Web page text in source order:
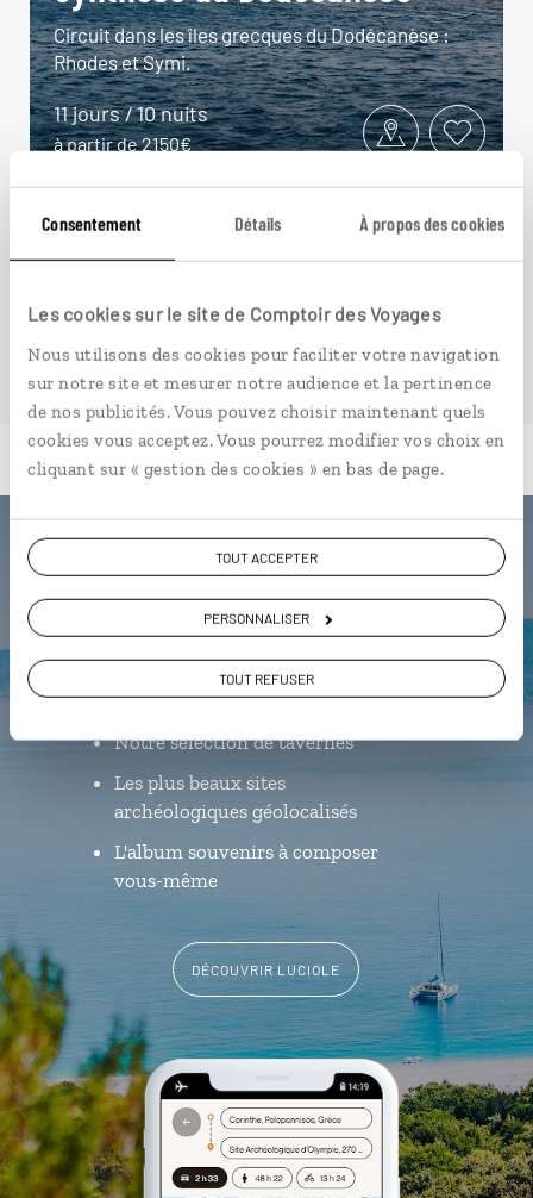
Consentement Détails À propos des cookies
Les cookies sur le site de Comptoir des Voyages
Nous utilisons des cookies pour faciliter votre navigation
sur notre site et mesurer notre audience et la pertinence
de nos publicités. Vous pouvez choisir maintenant quels
cookies vous acceptez. Vous pourrez modifier vos choix en
cliquant sur « gestion des cookies » en bas de page.
TOUT ACCEPTER
PERSONNALISER
TOUT REFUSER
Circuit dans les îles grecques du Dodécanèse :
Rhodes et Symi.
11 jours / 10 nuits
à partir de 2150€
Luciole,
l'appli qui vous guide en Grèce
L’itinéraire vers votrearchontiko
en 1 clic
Notre sélection de tavernes
Les plus beaux sites
archéologiques géolocalisés
L'album souvenirs à composer
vous-même
DÉCOUVRIR LUCIOLE